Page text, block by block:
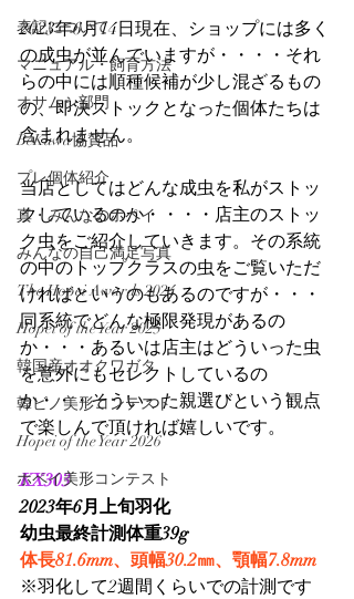
表記について
マニュアル・飼育方法
オサムシ部門
BeKuwa協賛品
プレ個体紹介
真・みんなのホペイ
みんなの自己満足写真
The Hopei Awards 2024
Hopei of the Year 2025
韓国産オオクワガタ
韓ビノ美形コンテスト
Hopei of the Year 2026
ホペイ美形コンテスト
2023年6月14日現在、ショップには多く
の成虫が並んでいますが・・・・それ
らの中には順種候補が少し混ざるもの
の、即決ストックとなった個体たちは
含まれません。
当店としてはどんな成虫を私がストッ
クしているのか・・・・店主のストッ
ク虫をご紹介していきます。その系統
の中のトップクラスの虫をご覧いただ
ければというのもあるのですが・・・
同系統でどんな極限発現があるの
か・・・あるいは店主はどういった虫
を意外にもセレクトしているの
か・・・そういった親選びという観点
で楽しんで頂ければ嬉しいです。
KX303
2023年6月上旬羽化
幼虫最終計測体重39g
体長81.6mm、頭幅30.2㎜、顎幅7.8mm
※羽化して2週間くらいでの計測です